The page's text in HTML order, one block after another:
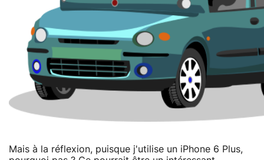
Mais à la réflexion, puisque j'utilise un iPhone 6 Plus,